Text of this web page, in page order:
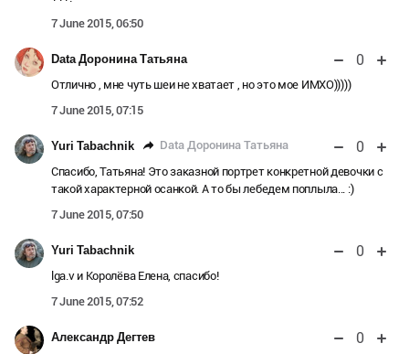
7 June 2015, 06:50
Data Доронина Татьяна 0
Отлично , мне чуть шеи не хватает , но это мое ИМХО)))))
7 June 2015, 07:15
Yuri Tabachnik Data Доронина Татьяна 0
Спасибо, Татьяна! Это заказной портрет конкретной девочки с
такой характерной осанкой. А то бы лебедем поплыла... :)
7 June 2015, 07:50
Yuri Tabachnik 0
lga.v и Королёва Елена, спасибо!
7 June 2015, 07:52
Александр Дегтев 0